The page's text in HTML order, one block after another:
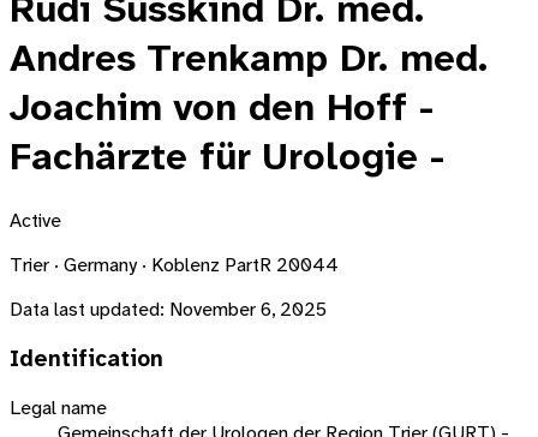
Andres Trenkamp Dr. med.
Joachim von den Hoff -
Fachärzte für Urologie -
Active
Trier · Germany · Koblenz PartR 20044
Data last updated: November 6, 2025
Identification
Legal name